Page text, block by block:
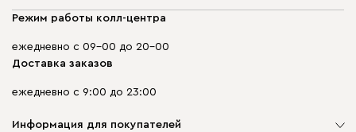
Режим работы колл-центра
ежедневно с 09-00 до 20-00
Доставка заказов
ежедневно с 9:00 до 23:00
Информация для покупателей